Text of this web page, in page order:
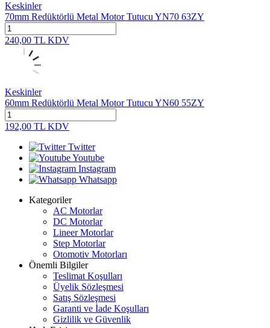
Keskinler
70mm Redüktörlü Metal Motor Tutucu YN70 63ZY
240,00 TL KDV
Keskinler
60mm Redüktörlü Metal Motor Tutucu YN60 55ZY
192,00 TL KDV
Twitter
Youtube
Instagram
Whatsapp
Kategoriler
AC Motorlar
DC Motorlar
Lineer Motorlar
Step Motorlar
Otomotiv Motorları
Önemli Bilgiler
Teslimat Koşulları
Üyelik Sözleşmesi
Satış Sözleşmesi
Garanti ve İade Koşulları
Gizlilik ve Güvenlik